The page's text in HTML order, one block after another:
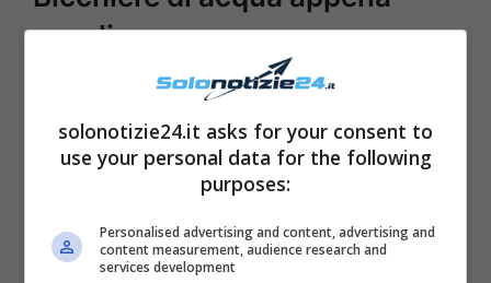
svegli
Appena apriamo gli occhial mattino
vorrebbe un bel caffé, ma meglio optare per
l’acqua. Bere un bicchiere di acqua appena
svegli, prima di ingerire qualsiasi altra cosa,
mette in funzione l’organismo.
solonotizie24.it asks for your consent to
use your personal data for the following
purposes:
Personalised advertising and content, advertising and
content measurement, audience research and
services development